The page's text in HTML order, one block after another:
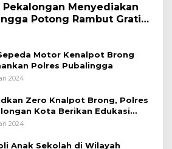
Pekalongan Menyediakan
Potong Rambut Gratis
2025
Motor Kenalpot Brong
Polres Pubalingga
2024
Zero Knalpot Brong, Polres
Kota Berikan Edukasi
Pelajar
2024
Anak Sekolah di Wilayah